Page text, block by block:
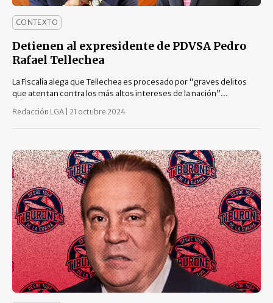
CONTEXTO
Detienen al expresidente de PDVSA Pedro
Rafael Tellechea
La Fiscalía alega que Tellechea es procesado por "graves delitos
que atentan contra los más altos intereses de la nación”...
Redacción LGA 21 octubre 2024